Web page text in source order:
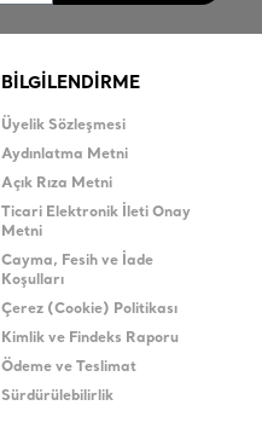
BİLGİLENDİRME
Üyelik Sözleşmesi
Aydınlatma Metni
Açık Rıza Metni
Ticari Elektronik İleti Onay
Metni
Cayma, Fesih ve İade
Koşulları
Çerez (Cookie) Politikası
Kimlik ve Findeks Raporu
Ödeme ve Teslimat
Sürdürülebilirlik